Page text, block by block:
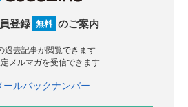
登録 無料 のご案内
過去記事が閲覧できます
定メルマガを受信できます
ールバックナンバー